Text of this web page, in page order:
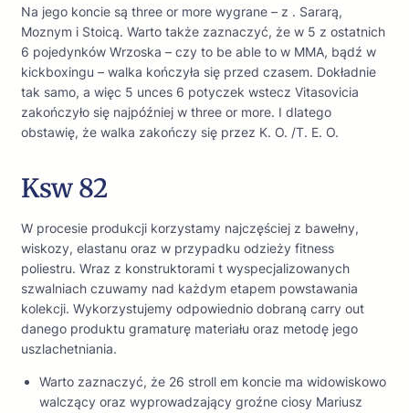
Na jego koncie są three or more wygrane – z . Sararą,
Moznym i Stoicą. Warto także zaznaczyć, że w 5 z ostatnich
6 pojedynków Wrzoska – czy to be able to w MMA, bądź w
kickboxingu – walka kończyła się przed czasem. Dokładnie
tak samo, a więc 5 unces 6 potyczek wstecz Vitasovicia
zakończyło się najpóźniej w three or more. I dlatego
obstawię, że walka zakończy się przez K. O. /T. E. O.
Ksw 82
W procesie produkcji korzystamy najczęściej z bawełny,
wiskozy, elastanu oraz w przypadku odzieży fitness
poliestru. Wraz z konstruktorami t wyspecjalizowanych
szwalniach czuwamy nad każdym etapem powstawania
kolekcji. Wykorzystujemy odpowiednio dobraną carry out
danego produktu gramaturę materiału oraz metodę jego
uszlachetniania.
Warto zaznaczyć, że 26 stroll em koncie ma widowiskowo
walczący oraz wyprowadzający groźne ciosy Mariusz